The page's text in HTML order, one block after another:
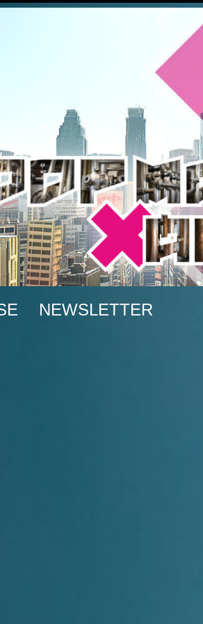
NEWSLETTER